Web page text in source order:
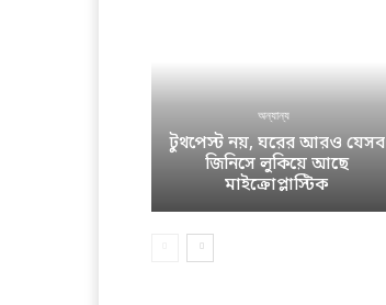
অন্যান্য
টুথপেস্ট নয়, ঘরের আরও যেসব
জিনিসে লুকিয়ে আছে
মাইক্রোপ্লাস্টিক